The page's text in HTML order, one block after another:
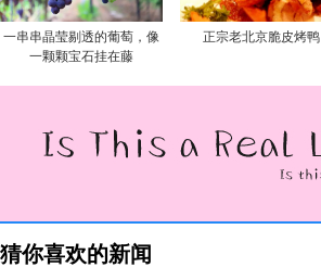
一串串晶莹剔透的葡萄，像
一颗颗宝石挂在藤
正宗老北京脆皮烤鸭
猜你喜欢的新闻